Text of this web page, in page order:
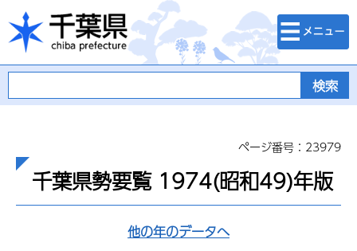
千葉県
検索・メニュ
ー
ページ番号：23979
千葉県勢要覧 1974(昭和49)年版
他の年のデータへ